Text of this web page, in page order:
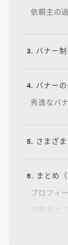
依頼主の
3. バナー
4. バナー
秀逸なバ
5. さまざ
6. まとめ（
プロフィ
依頼主と
デザイン